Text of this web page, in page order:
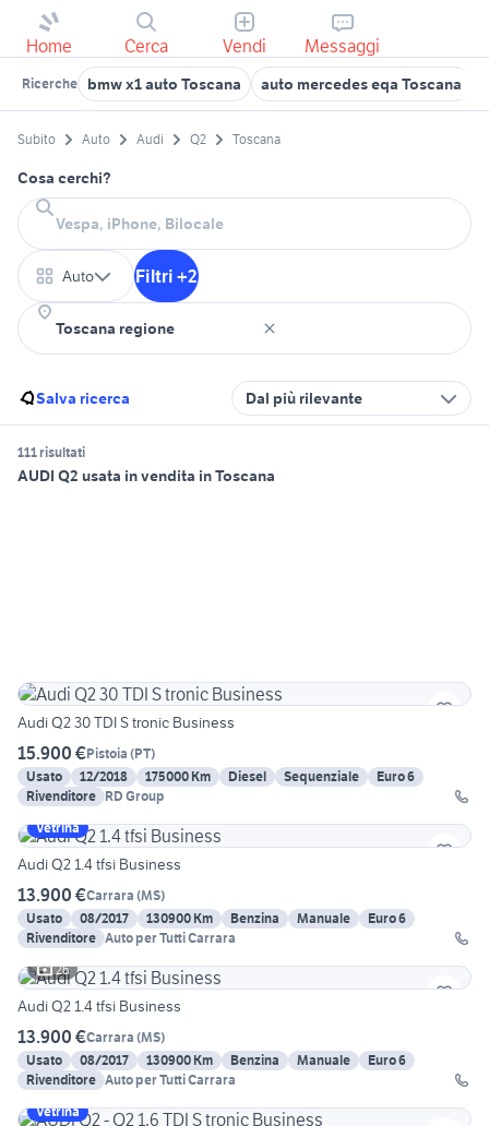
Home Cerca Vendi Messaggi
Ricerche bmw x1 auto Toscana auto mercedes eqa Toscana
Subito Auto Audi Q2 Toscana
Cosa cerchi?
Auto Filtri +2
Salva ricerca Dal più rilevante
111 risultati
AUDI Q2 usata in vendita in Toscana
Audi Q2 30 TDI S tronic Business
15.900 €Pistoia (PT)
Usato
12/2018 175000 Km Diesel Sequenziale
Euro 6
Rivenditore RD Group
Vetrina
Audi Q2 1.4 tfsi Business
13.900 €Carrara (MS)
Usato
08/2017 130900 Km Benzina Manuale
Euro 6
Rivenditore Auto per Tutti Carrara
26
Audi Q2 1.4 tfsi Business
13.900 €Carrara (MS)
Usato
08/2017 130900 Km Benzina Manuale
Euro 6
Rivenditore Auto per Tutti Carrara
Vetrina